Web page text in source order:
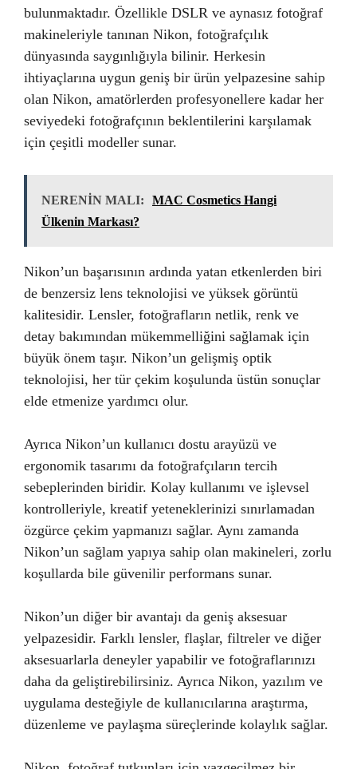
bulunmaktadır. Özellikle DSLR ve aynasız fotoğraf
makineleriyle tanınan Nikon, fotoğrafçılık
dünyasında saygınlığıyla bilinir. Herkesin
ihtiyaçlarına uygun geniş bir ürün yelpazesine sahip
olan Nikon, amatörlerden profesyonellere kadar her
seviyedeki fotoğrafçının beklentilerini karşılamak
için çeşitli modeller sunar.
NERENİN MALI:
MAC Cosmetics Hangi
Ülkenin Markası?
Nikon’un başarısının ardında yatan etkenlerden biri
de benzersiz lens teknolojisi ve yüksek görüntü
kalitesidir. Lensler, fotoğrafların netlik, renk ve
detay bakımından mükemmelliğini sağlamak için
büyük önem taşır. Nikon’un gelişmiş optik
teknolojisi, her tür çekim koşulunda üstün sonuçlar
elde etmenize yardımcı olur.
Ayrıca Nikon’un kullanıcı dostu arayüzü ve
ergonomik tasarımı da fotoğrafçıların tercih
sebeplerinden biridir. Kolay kullanımı ve işlevsel
kontrolleriyle, kreatif yeteneklerinizi sınırlamadan
özgürce çekim yapmanızı sağlar. Aynı zamanda
Nikon’un sağlam yapıya sahip olan makineleri, zorlu
koşullarda bile güvenilir performans sunar.
Nikon’un diğer bir avantajı da geniş aksesuar
yelpazesidir. Farklı lensler, flaşlar, filtreler ve diğer
aksesuarlarla deneyler yapabilir ve fotoğraflarınızı
daha da geliştirebilirsiniz. Ayrıca Nikon, yazılım ve
uygulama desteğiyle de kullanıcılarına araştırma,
düzenleme ve paylaşma süreçlerinde kolaylık sağlar.